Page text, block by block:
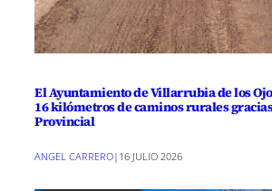
El Ayuntamiento de Villarrubia de los
16 kilómetros de caminos rurales
Provincial
ANGEL CARRERO| 16 JULIO 2026